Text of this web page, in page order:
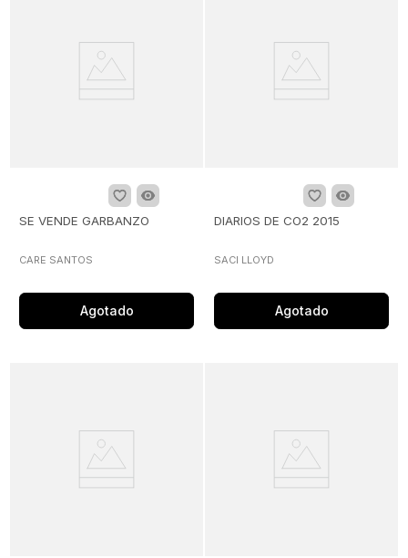
SE VENDE GARBANZO
CARE SANTOS
Agotado
DIARIOS DE CO2 2015
SACI LLOYD
Agotado